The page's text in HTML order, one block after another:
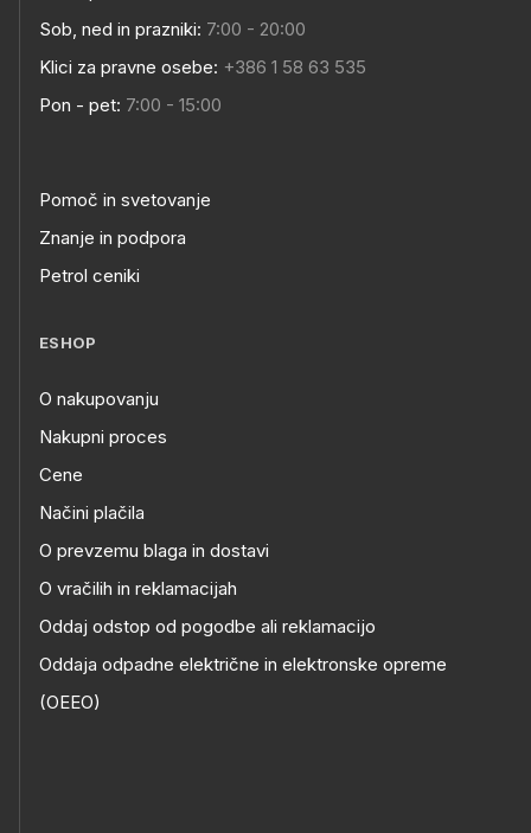
Sob, ned in prazniki: 7:00 - 20:00
Klici za pravne osebe: +386 1 58 63 535
Pon - pet: 7:00 - 15:00
Pomoč in svetovanje
Znanje in podpora
Petrol ceniki
ESHOP
O nakupovanju
Nakupni proces
Cene
Načini plačila
O prevzemu blaga in dostavi
O vračilih in reklamacijah
Oddaj odstop od pogodbe ali reklamacijo
Oddaja odpadne električne in elektronske opreme
(OEEO)